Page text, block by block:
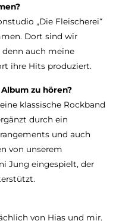
„Die Fleischerei“
Dort sind wir
denn auch meine
ihre Hits produziert.
zu hören?
klassische Rockband
durch ein
und auch
von unserem
Jung eingespielt, der
von Hias und mir.